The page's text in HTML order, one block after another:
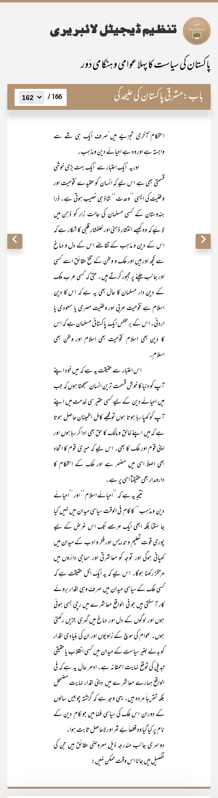
پاکستان کی سیاست کا پہلا عوامی و ہنگامی دَور
باب:مشرقی پاکستان کی علیحدگی 166 /
استحکام‘آخری تجزیے میں‘صرف ایک ہی شے سے
وابستہ ہے اور وہ ہے احیائے دین و مذہب۔
اوریہ ‘ایک اعتبار سے ‘ایک بہت بڑی خوشی
قسمتی بھی ہے اس لیے کہ انسان کو عقیدے‘قومیت اور
وطنیت کی ایسی ’’وحدت‘‘ شاذ ہی نصیب ہوتی ہے۔ ذرا
ہندوستان کے کسی مسلمان کی حالت زار کو ذہن میں
لائیے کہ وہ کیسے انتشارِ ذہنی اور خلفشارِ قلبی کا شکار ہے کہ
اس کے دین و مذہب کے تقاضے اس کے دل و دماغ
سے کچھ اور ہیں اور ملک و وطن کے تلخ حقائق اسے کسی
اور جانب چلنے پر مجبور کرتے ہیں۔ حتیٰ کہ کسی عرب ملک
کے دین دار مسلمان کا حال بھی یہ ہے کہ اس کا دین
اسلام ہے‘قومیت عربی اور وطنیت مصری یا سعودی یا
اردنی۔ اس کے برعکس ایک پاکستانی مسلمان ہے کہ اس
کا دین بھی اسلام ‘قومیت بھی اسلام اور وطن بھی
اسلام۔
اس اعتبار سے حقیقت یہ ہے کہ میں خود اپنے
آپ کو دنیا کا خوش قسمت ترین انسان سمجھتا ہوں کہ جب
میں احیائے دین کے لیے کسی حقیر سی خدمت میں اپنے
آپ کو کھپا رہا ہوتا ہوں تو مجھے کامل اطمینان حاصل ہوتا
ہے کہ میں اپنے خالق و مالک کا حق بھی ادا کر رہا ہوں اور
اپنی قوم اور ملک کا بھی۔ اس لیے کہ میری قوم کا اتحاد
بھی اصلاً اسی میں مضمر ہے اور ملک کے استحکام کا
دارومدار بھی حقیقتاً اسی پر ہے۔
نتیجہ یہ ہے کہ ’’احیائے اسلام‘‘ اور ’’احیائے
دین و مذہب‘‘ کا کام فی الوقت سیاسی میدان میں نہیں کیا
جا سکتا بلکہ ابھی ایک عرصے تک اس غرض کے لیے
پوری قوت تعلیم و تدریس اور فکر و ادب کے میدان میں
کھپانی ہوگی اور توجہ کو معاشرتی اور سماجی دائروں میں
مرتکز رکھنا ہوگا۔ اس لیے کہ یہ ایک اٹل حقیقت ہے کہ
کسی ملک کے سیاسی میدان میں صرف وہی اقدار بروئے
کار آ سکتی ہیں جو فی الواقع معاشرے میں رچی بسی ہوئی
ہوں اور لوگوں کے دل اور دماغ میں گہری جڑیں رکھتی
ہوں۔ عوام کی سوچ کے زاویوں اور ان کی بنیادی اقدار
کو بدلے بغیر سیاست کے میدان میں کسی انقلاب یا حقیقی
تبدیلی کی توقع نہایت احمقانہ ہے۔ ادھر حال یہ ہے کہ فی
الواقع ہمارے معاشرے میں دینی اقدار نہایت مضمحل
بلکہ تقریباً مردہ ہیں۔ یہی وجہ ہے کہ گزشتہ چوبیس سالوں
کے دوران اس ملک کی سیاسی فضا میں جو کام دین کے
نام پر کیا گیا وہ قطعاً بے ثمر اور لاحاصل ثابت ہوا۔
دوسری جانب مندرجہ ذیل معروضی حقائق ہیں جن کی
تفصیل میں جانا اس وقت ممکن نہیں: